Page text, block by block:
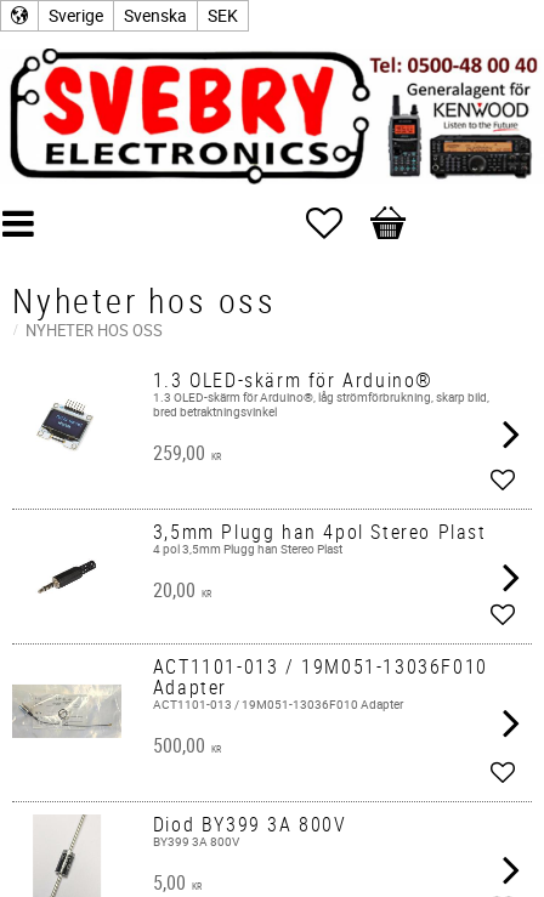
Sverige Svenska SEK
Favoriter
Kundvagn
Nyheter hos oss
NYHETER HOS OSS
1.3 OLED-skärm för Arduino®
1.3 OLED-skärm för Arduino®, låg strömförbrukning, skarp bild,
bred betraktningsvinkel
259,00 KR
3,5mm Plugg han 4pol Stereo Plast
4 pol 3,5mm Plugg han Stereo Plast
20,00 KR
ACT1101-013 / 19M051-13036F010
Adapter
ACT1101-013 / 19M051-13036F010 Adapter
500,00 KR
Diod BY399 3A 800V
BY399 3A 800V
5,00 KR